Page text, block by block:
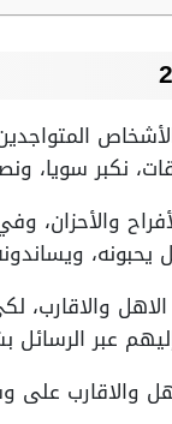
نكبر سويا،
والأحزان،
والاقارب،
عبر
على